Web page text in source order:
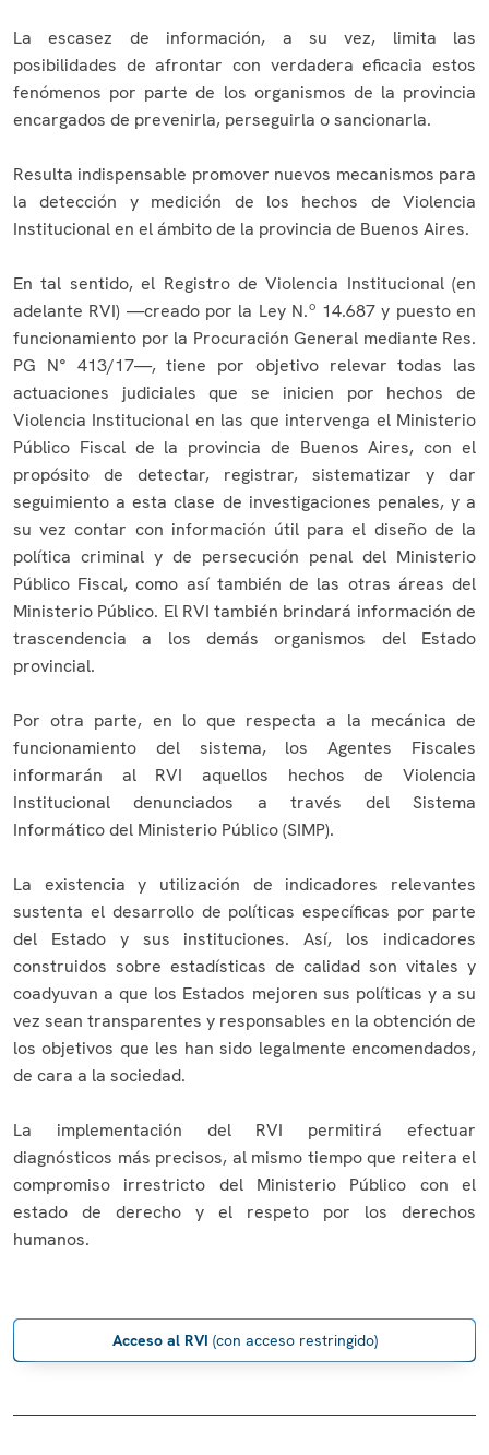
La escasez de información, a su vez, limita las
posibilidades de afrontar con verdadera eficacia estos
fenómenos por parte de los organismos de la provincia
encargados de prevenirla, perseguirla o sancionarla.
Resulta indispensable promover nuevos mecanismos para
la detección y medición de los hechos de Violencia
Institucional en el ámbito de la provincia de Buenos Aires.
En tal sentido, el Registro de Violencia Institucional (en
adelante RVI) —creado por la Ley N.º 14.687 y puesto en
funcionamiento por la Procuración General mediante Res.
PG N° 413/17—, tiene por objetivo relevar todas las
actuaciones judiciales que se inicien por hechos de
Violencia Institucional en las que intervenga el Ministerio
Público Fiscal de la provincia de Buenos Aires, con el
propósito de detectar, registrar, sistematizar y dar
seguimiento a esta clase de investigaciones penales, y a
su vez contar con información útil para el diseño de la
política criminal y de persecución penal del Ministerio
Público Fiscal, como así también de las otras áreas del
Ministerio Público. El RVI también brindará información de
trascendencia a los demás organismos del Estado
provincial.
Por otra parte, en lo que respecta a la mecánica de
funcionamiento del sistema, los Agentes Fiscales
informarán al RVI aquellos hechos de Violencia
Institucional denunciados a través del Sistema
Informático del Ministerio Público (SIMP).
La existencia y utilización de indicadores relevantes
sustenta el desarrollo de políticas específicas por parte
del Estado y sus instituciones. Así, los indicadores
construidos sobre estadísticas de calidad son vitales y
coadyuvan a que los Estados mejoren sus políticas y a su
vez sean transparentes y responsables en la obtención de
los objetivos que les han sido legalmente encomendados,
de cara a la sociedad.
La implementación del RVI permitirá efectuar
diagnósticos más precisos, al mismo tiempo que reitera el
compromiso irrestricto del Ministerio Público con el
estado de derecho y el respeto por los derechos
humanos.
Acceso al RVI (con acceso restringido)